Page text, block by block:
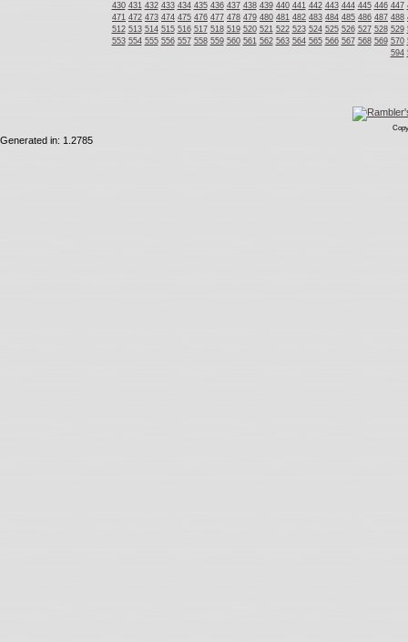
430 431 432 433 434 435 436 437 438 439 440 441 442 443 444 445 446 447
471 472 473 474 475 476 477 478 479 480 481 482 483 484 485 486 487 488
512 513 514 515 516 517 518 519 520 521 522 523 524 525 526 527 528 529
553 554 555 556 557 558 559 560 561 562 563 564 565 566 567 568 569 570
594
Generated in: 1.2785